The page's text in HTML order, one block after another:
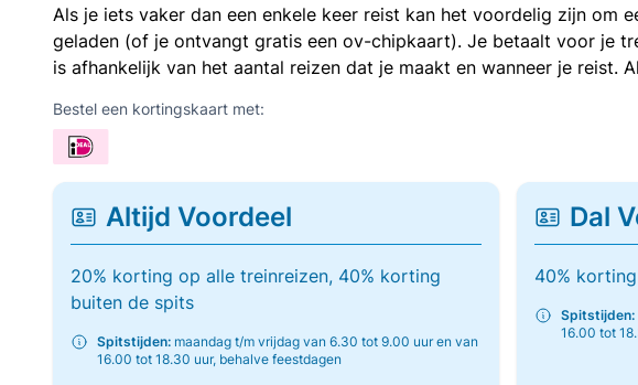
Als je iets vaker dan een enkele keer reist kan het voordelig zijn
geladen (of je ontvangt gratis een ov-chipkaart). Je betaalt voor je
is afhankelijk van het aantal reizen dat je maakt en wanneer je
Bestel een kortingskaart met:
Altijd Voordeel
20% korting op alle treinreizen, 40% korting
buiten de spits
Spitstijden: maandag t/m vrijdag van 6.30 tot 9.00 uur en van
16.00 tot 18.30 uur, behalve feestdagen
Dal
40%
Spitstijden:
16.00 tot